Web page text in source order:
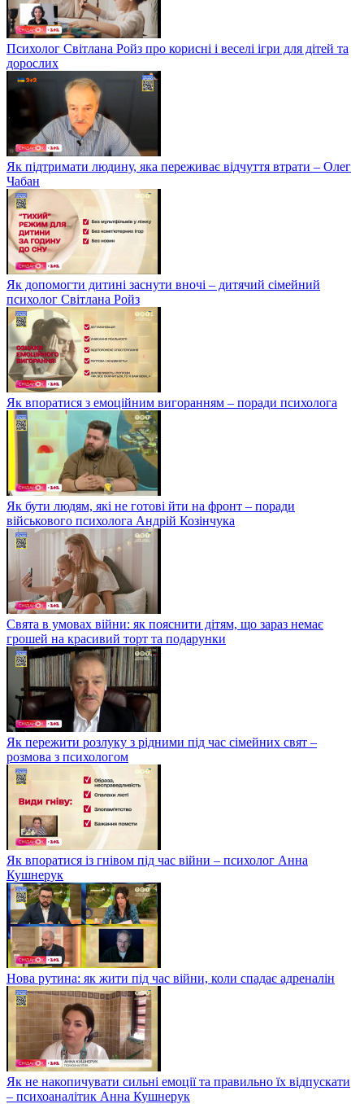
Психолог Світлана Ройз про корисні і веселі ігри для дітей та
дорослих
Як підтримати людину, яка переживає відчуття втрати – Олег
Чабан
Як допомогти дитині заснути вночі – дитячий сімейний
психолог Світлана Ройз
Як впоратися з емоційним вигоранням – поради психолога
Як бути людям, які не готові йти на фронт – поради
військового психолога Андрій Козінчука
Свята в умовах війни: як пояснити дітям, що зараз немає
грошей на красивий торт та подарунки
Як пережити розлуку з рідними під час сімейних свят –
розмова з психологом
Як впоратися із гнівом під час війни – психолог Анна
Кушнерук
Нова рутина: як жити під час війни, коли спадає адреналін
Як не накопичувати сильні емоції та правильно їх відпускати
– психоаналітик Анна Кушнерук